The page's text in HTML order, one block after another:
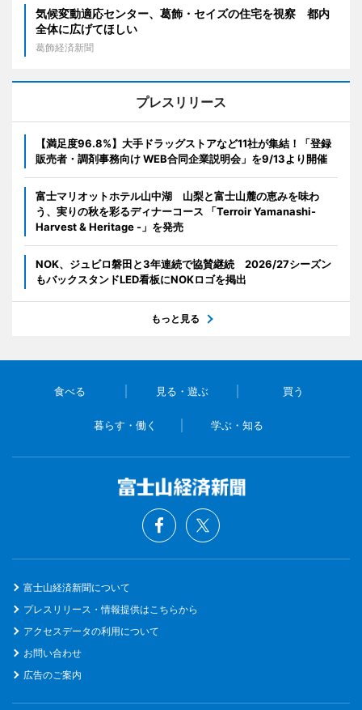
気候変動適応センター、葛飾・セイズの住宅を視察 都内
全体に広げてほしい
葛飾経済新聞
プレスリリース
【満足度96.8%】大手ドラッグストアなど11社が集結！「登録
販売者・調剤事務向け WEB合同企業説明会」を9/13より開催
富士マリオットホテル山中湖 山梨と富士山麓の恵みを味わ
う、実りの秋を彩るディナーコース 「Terroir Yamanashi-
Harvest & Heritage -」を発売
NOK、ジュビロ磐田と3年連続で協賛継続 2026/27シーズン
もバックスタンドLED看板にNOKロゴを掲出
もっと見る
食べる 見る・遊ぶ 買う
暮らす・働く 学ぶ・知る
富士山経済新聞について
プレスリリース・情報提供はこちらから
アクセスデータの利用について
お問い合わせ
広告のご案内